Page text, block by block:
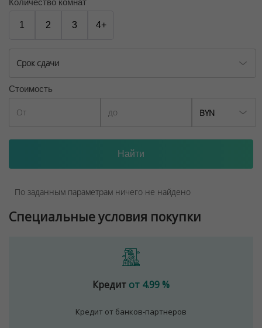
ООО "Твоя столицаконсалт", УНП 190285638, лицензия
Договор на оказание риэлтерских услуг № 449/6, от
04.09.2025
1 2 3 4+
Срок сдачи
Стоимость
BYN
По заданным параметрам ничего не найдено
Специальные условия покупки
Кредит от 4.99 %
Кредит от банков-партнеров